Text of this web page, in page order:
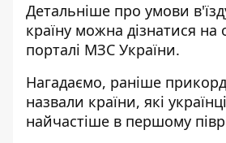
Детальніше про умови
країну можна дізнатися на
порталі МЗС України.
Нагадаємо, раніше
назвали країни, які
найчастіше в першому